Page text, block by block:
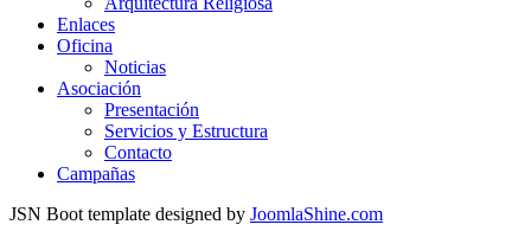
Enlaces
Oficina
Noticias
Asociación
Presentación
Servicios y Estructura
Contacto
Campañas
JSN Boot template designed by JoomlaShine.com